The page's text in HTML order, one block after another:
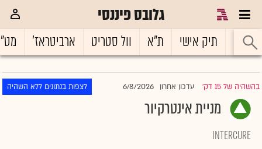
גלובס פיננסי
ראשי תיק אישי ת"א וול סטריט ארביטראז'
בהשהיה של 15 דק' |עדכון אחרון 6/8/2026 לצפות בנתונים ללא השהיה
מניית אינטרקיור
INTERCURE